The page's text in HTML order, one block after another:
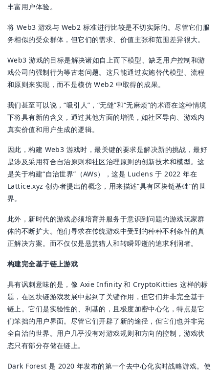
丰富用户体验。
将 Web3 游戏与 Web2 标准进行比较是不切实际的。尽管它们服
务相似的受众群体，但它们的需求、价值主张和范围差异很大。
Web3 游戏的目标是解决诸如自上而下模型、缺乏用户控制和游
戏公司的强制行为等古老问题。这只能通过实施替代模型、流程
和原则来实现，而不是模仿 Web2 中取得的成果。
我们甚至可以说，“吸引人”，“无缝”和“无麻烦”的术语在这种情境
下将具有新的含义，通过其他方面的增强，如社区导向、游戏内
真实价值和用户生成的逻辑。
因此，构建 Web3 游戏时，最关键的要求是解决新的挑战，最好
是涉及采用符合自治原则和社区治理原则的创新技术和模型。这
是关于构建“自治世界”（AWs），这是 Ludens 于 2022 年在
Lattice.xyz 创办者提出的概念，用来描述“具有区块链基础”的世
界。
此外，新时代的游戏必须培育并服务于意识到问题的游戏玩家群
体的不断扩大。他们寻求在传统游戏中受到的种种不利条件的真
正解决方案。而不仅仅是悬赏猎人和转瞬即逝的追求利润者。
构建完全基于链上游戏
具有讽刺意味的是，像 Axie Infinity 和 CryptoKitties 这样的标
题，在区块链游戏发展中起到了关键作用，但它们并非完全基于
链上。它们是实验性的、利基的，且极度加密中心化，特点是它
们笨拙的用户界面。尽管它们开辟了新的途径，但它们也并非完
全自治的世界。用户几乎没有对游戏规则和方向的控制，游戏状
态只有部分存储在链上。
Dark Forest 是 2020 年发布的第一个去中心化实时战略游戏。使